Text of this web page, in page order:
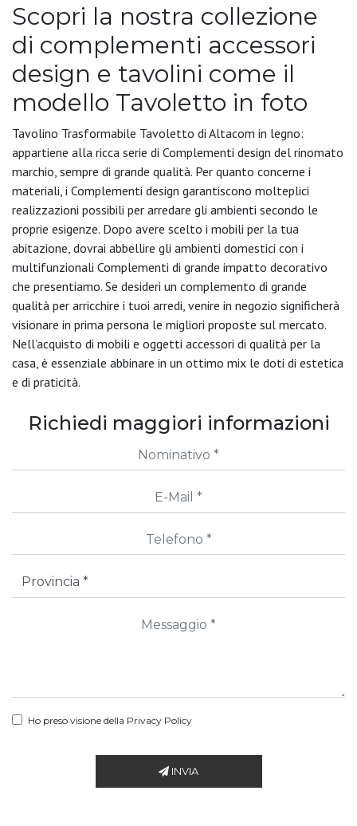
Scopri la nostra collezione
di complementi accessori
design e tavolini come il
modello Tavoletto in foto
Tavolino Trasformabile Tavoletto di Altacom in legno:
appartiene alla ricca serie di Complementi design del rinomato
marchio, sempre di grande qualità. Per quanto concerne i
materiali, i Complementi design garantiscono molteplici
realizzazioni possibili per arredare gli ambienti secondo le
proprie esigenze. Dopo avere scelto i mobili per la tua
abitazione, dovrai abbellire gli ambienti domestici con i
multifunzionali Complementi di grande impatto decorativo
che presentiamo. Se desideri un complemento di grande
qualità per arricchire i tuoi arredi, venire in negozio significherà
visionare in prima persona le migliori proposte sul mercato.
Nell’acquisto di mobili e oggetti accessori di qualità per la
casa, è essenziale abbinare in un ottimo mix le doti di estetica
e di praticità.
Richiedi maggiori informazioni
Ho preso visione della Privacy Policy
INVIA